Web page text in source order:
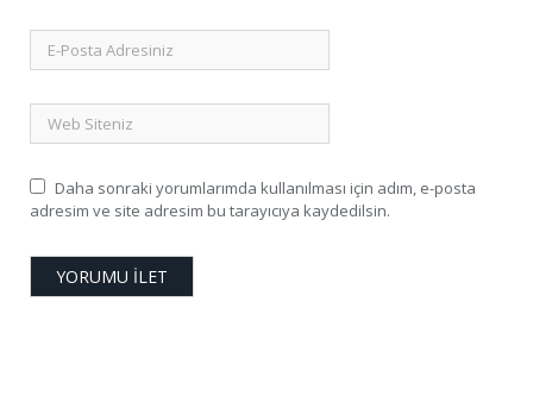
Daha sonraki yorumlarımda kullanılması için adım, e-posta
adresim ve site adresim bu tarayıcıya kaydedilsin.